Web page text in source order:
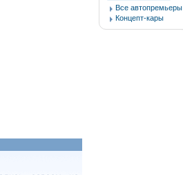
Все автопремьеры
Концепт-кары